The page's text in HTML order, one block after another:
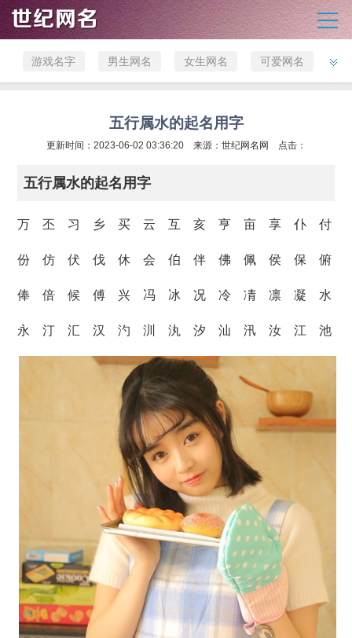
游戏名字 男生网名 女生网名 可爱网名
伤感网名 微信网名
公司名字 宝宝取名
五行属水的起名用字
更新时间：2023-06-02 03:36:20 来源： 世纪网名网 点击：
五行属水的起名用字
万 丕 习 乡 买 云 互 亥 亨 亩 享 仆 付
份 仿 伏 伐 休 会 伯 伴 佛 佩 侯 保 俯
俸 倍 候 傅 兴 冯 冰 况 冷 凊 凛 凝 水
永 汀 汇 汉 汋 汌 汍 汐 汕 汛 汝 江 池